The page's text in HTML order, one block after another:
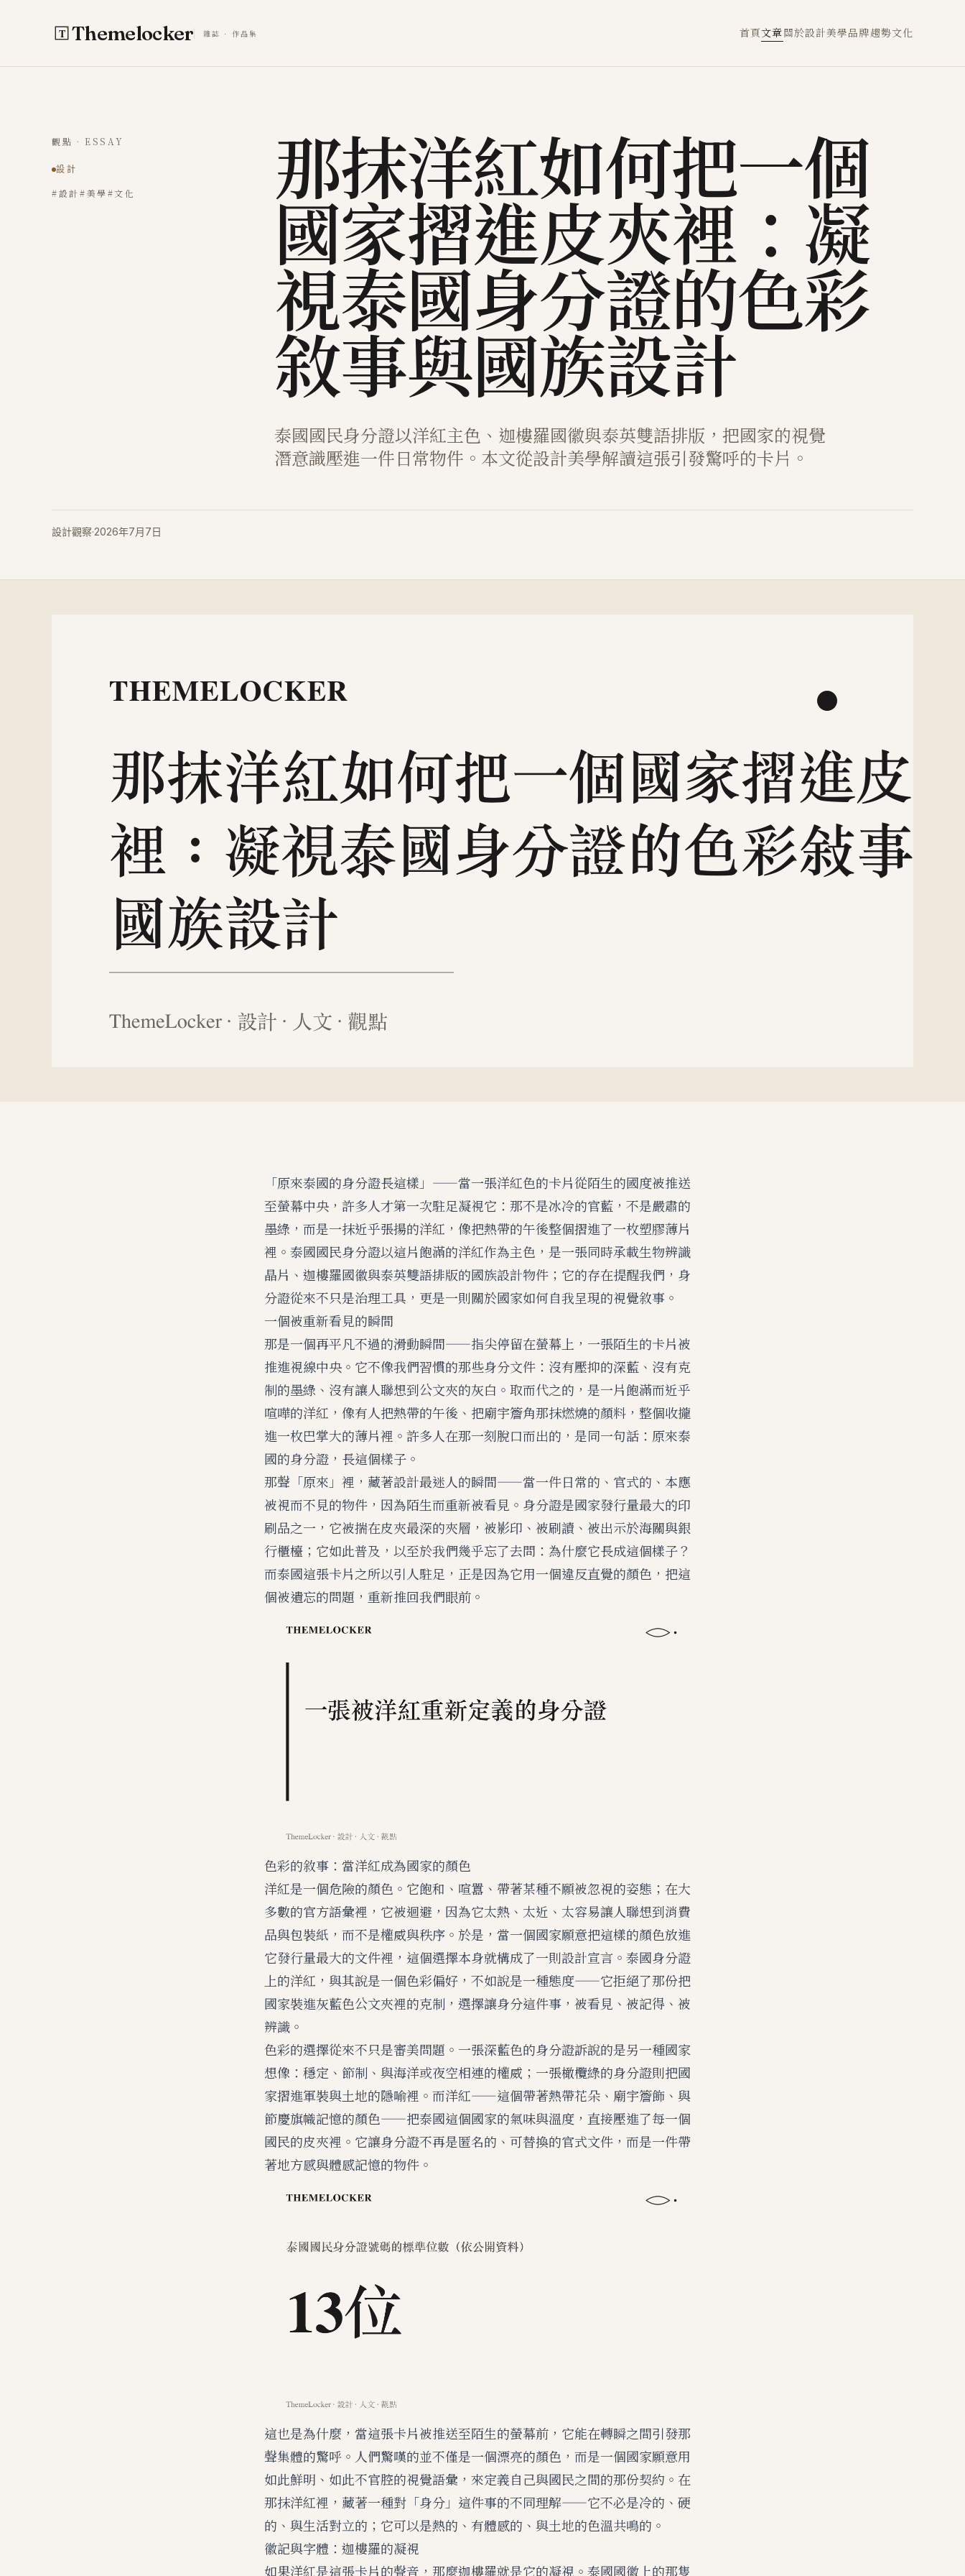
Themelocker 雜誌 · 作品集 首頁文章關於設計美學品牌趨勢文化
觀點 · ESSAY
設計
#設計#美學#文化 那抹洋紅如何把一個
國家摺進皮夾裡：凝
視泰國身分證的色彩
敘事與國族設計
泰國國民身分證以洋紅主色、迦樓羅國徽與泰英雙語排版，把國家的視覺
潛意識壓進一件日常物件。本文從設計美學解讀這張引發驚呼的卡片。
設計觀察·2026年7月7日
「原來泰國的身分證長這樣」——當一張洋紅色的卡片從陌生的國度被推送
至螢幕中央，許多人才第一次駐足凝視它：那不是冰冷的官藍，不是嚴肅的
墨綠，而是一抹近乎張揚的洋紅，像把熱帶的午後整個摺進了一枚塑膠薄片
裡。泰國國民身分證以這片飽滿的洋紅作為主色，是一張同時承載生物辨識
晶片、迦樓羅國徽與泰英雙語排版的國族設計物件；它的存在提醒我們，身
分證從來不只是治理工具，更是一則關於國家如何自我呈現的視覺敘事。
一個被重新看見的瞬間
那是一個再平凡不過的滑動瞬間——指尖停留在螢幕上，一張陌生的卡片被
推進視線中央。它不像我們習慣的那些身分文件：沒有壓抑的深藍、沒有克
制的墨綠、沒有讓人聯想到公文夾的灰白。取而代之的，是一片飽滿而近乎
喧嘩的洋紅，像有人把熱帶的午後、把廟宇簷角那抹燃燒的顏料，整個收攏
進一枚巴掌大的薄片裡。許多人在那一刻脫口而出的，是同一句話：原來泰
國的身分證，長這個樣子。
那聲「原來」裡，藏著設計最迷人的瞬間——當一件日常的、官式的、本應
被視而不見的物件，因為陌生而重新被看見。身分證是國家發行量最大的印
刷品之一，它被揣在皮夾最深的夾層，被影印、被刷讀、被出示於海關與銀
行櫃檯；它如此普及，以至於我們幾乎忘了去問：為什麼它長成這個樣子？
而泰國這張卡片之所以引人駐足，正是因為它用一個違反直覺的顏色，把這
個被遺忘的問題，重新推回我們眼前。
色彩的敘事：當洋紅成為國家的顏色
洋紅是一個危險的顏色。它飽和、喧囂、帶著某種不願被忽視的姿態；在大
多數的官方語彙裡，它被迴避，因為它太熱、太近、太容易讓人聯想到消費
品與包裝紙，而不是權威與秩序。於是，當一個國家願意把這樣的顏色放進
它發行量最大的文件裡，這個選擇本身就構成了一則設計宣言。泰國身分證
上的洋紅，與其說是一個色彩偏好，不如說是一種態度——它拒絕了那份把
國家裝進灰藍色公文夾裡的克制，選擇讓身分這件事，被看見、被記得、被
辨識。
色彩的選擇從來不只是審美問題。一張深藍色的身分證訴說的是另一種國家
想像：穩定、節制、與海洋或夜空相連的權威；一張橄欖綠的身分證則把國
家摺進軍裝與土地的隱喻裡。而洋紅——這個帶著熱帶花朵、廟宇簷飾、與
節慶旗幟記憶的顏色——把泰國這個國家的氣味與溫度，直接壓進了每一個
國民的皮夾裡。它讓身分證不再是匿名的、可替換的官式文件，而是一件帶
著地方感與體感記憶的物件。
這也是為什麼，當這張卡片被推送至陌生的螢幕前，它能在轉瞬之間引發那
聲集體的驚呼。人們驚嘆的並不僅是一個漂亮的顏色，而是一個國家願意用
如此鮮明、如此不官腔的視覺語彙，來定義自己與國民之間的那份契約。在
那抹洋紅裡，藏著一種對「身分」這件事的不同理解——它不必是冷的、硬
的、與生活對立的；它可以是熱的、有體感的、與土地的色溫共鳴的。
徽記與字體：迦樓羅的凝視
如果洋紅是這張卡片的聲音，那麼迦樓羅就是它的凝視。泰國國徽上的那隻